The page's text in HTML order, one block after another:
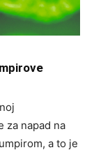
za napad na
a to je